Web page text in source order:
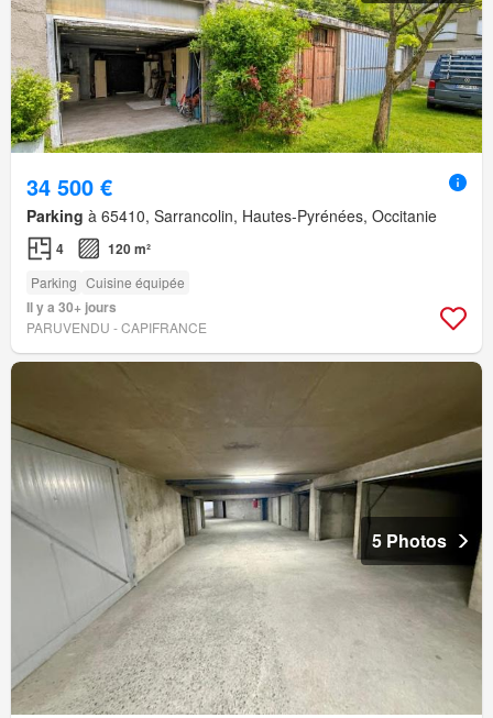
34 500 €
Parking à 65410, Sarrancolin, Hautes-Pyrénées, Occitanie
4 120 m²
Parking Cuisine équipée
Il y a 30+ jours
PARUVENDU - CAPIFRANCE
5 Photos